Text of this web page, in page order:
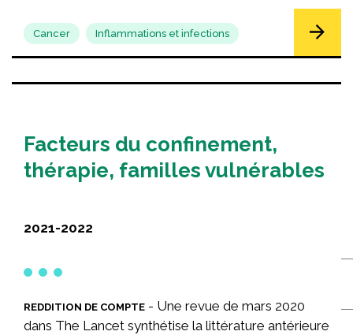
Cancer Inflammations et infections
Facteurs du confinement,
thérapie, familles vulnérables
2021-2022
REDDITION DE COMPTE - Une revue de mars 2020
dans The Lancet synthétise la littérature antérieure